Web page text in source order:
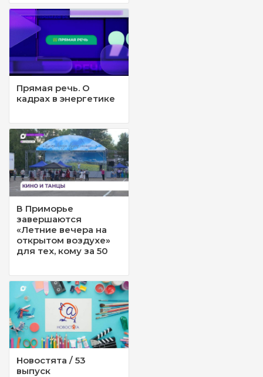
Прямая речь. О
кадрах в энергетике
В Приморье
завершаются
«Летние вечера на
открытом воздухе»
для тех, кому за 50
Новостята / 53
выпуск